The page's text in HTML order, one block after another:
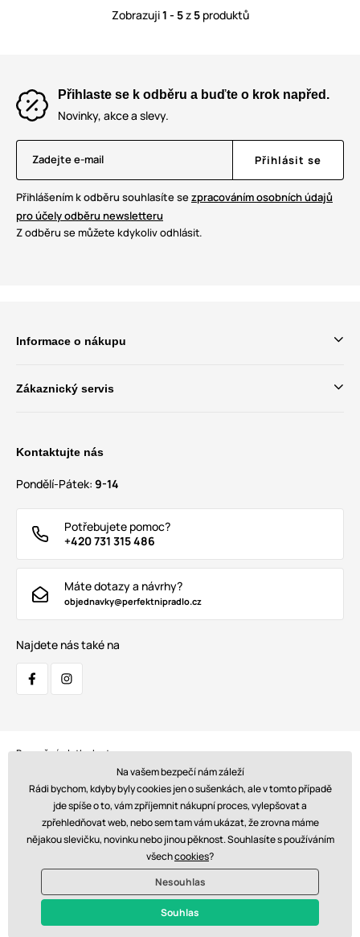
Zobrazuji1 - 5z 5produktů
Přihlaste se k odběru a buďte o krok napřed.
Novinky, akce a slevy.
Zadejte e-mail Přihlásit se
Přihlášením k odběru souhlasíte sezpracováním osobních údajů
pro účely odběru newsletteru
Z odběru se můžete kdykoliv odhlásit.
Informace o nákupu
Zákaznický servis
Kontaktujte nás
Pondělí-Pátek: 9-14
Potřebujete pomoc?
+420 731 315 486
Máte dotazy a návrhy?
objednavky@perfektnipradlo.cz
Najdete nás také na
Bezpečná platba kartou:
Doprava:
© 2026 www.perfektnipradlo.cz. Technicky zajišťujeSimplia s.r.o.
Kč - CZ
Na vašem bezpečí nám záleží
Rádi bychom, kdyby byly cookies jen o sušenkách, ale v tomto případě
jde spíše o to, vám zpříjemnit nákupní proces, vylepšovat a
zpřehledňovat web, nebo sem tam vám ukázat, že zrovna máme
nějakou slevičku, novinku nebo jinou pěknost. Souhlasíte s používáním
všechcookies?
Nesouhlas
Souhlas